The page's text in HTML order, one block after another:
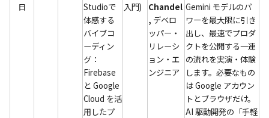
日
Studioで
体感する
バイブコ
ーディン
グ：
Firebase
と Google
Cloud を活
用したプ
入門)
Chandel
, デベロ
ッパー・
リレーシ
ョン・エ
ンジニア
Gemini モデルのパ
ワーを最大限に引き
出し、最速でプロダ
クトを公開する一連
の流れを実演・体験
します。必要なもの
は Google アカウン
トとブラウザだけ。
AI 駆動開発の「手軽